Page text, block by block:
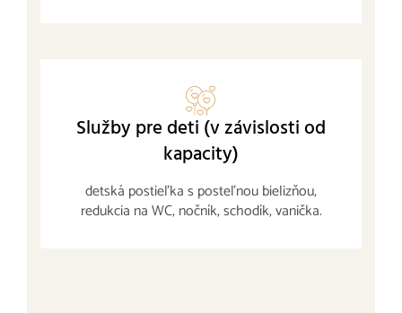
Služby pre deti (v závislosti od
kapacity)
detská postieľka s posteľnou bielizňou,
redukcia na WC, nočník, schodík, vanička.